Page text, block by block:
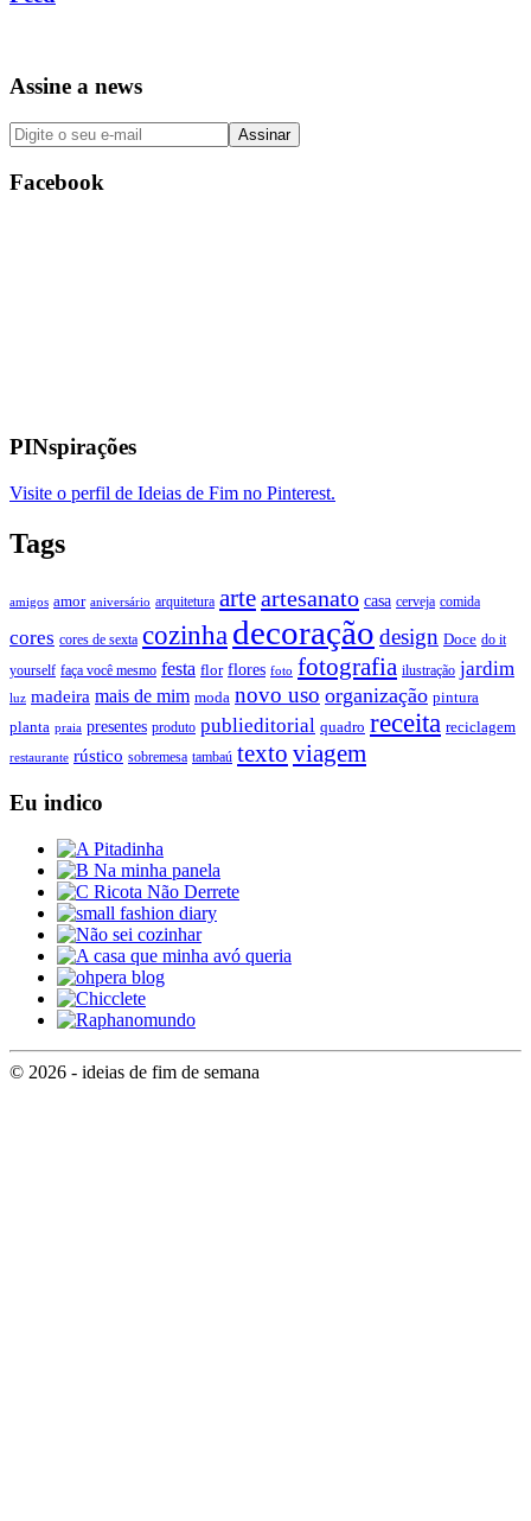
Assine a news
Facebook
PINspirações
Visite o perfil de Ideias de Fim no Pinterest.
Tags
amigos amor aniversário arquitetura arteartesanato casa cerveja comida
cores cores de sexta cozinha decoração design Doce do it
yourself faça você mesmo festa flor flores foto fotografia ilustração jardim
luz madeira mais de mim moda novo uso organização pintura
planta praia presentes produto publieditorial quadro receita reciclagem
restaurante rústico sobremesa tambaú texto viagem
Eu indico
© 2026 - ideias de fim de semana